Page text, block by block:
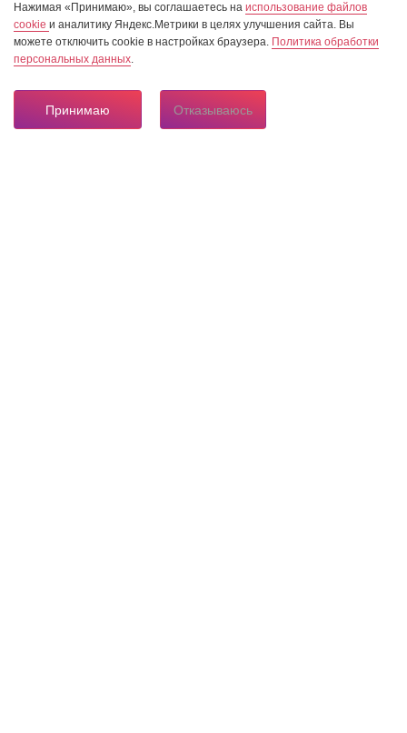
Нажимая «Принимаю», вы соглашаетесь на использование файлов
cookie и аналитику Яндекс.Метрики в целях улучшения сайта. Вы
можете отключить cookie в настройках браузера. Политика обработки
персональных данных.
Принимаю Отказываюсь